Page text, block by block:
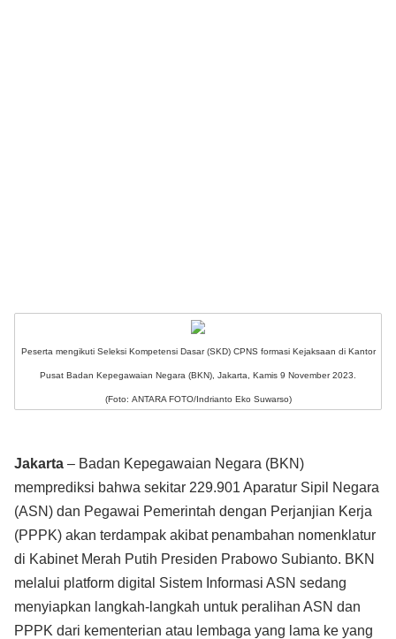
Peserta mengikuti Seleksi Kompetensi Dasar (SKD) CPNS formasi Kejaksaan di Kantor
Pusat Badan Kepegawaian Negara (BKN), Jakarta, Kamis 9 November 2023.
(Foto: ANTARA FOTO/Indrianto Eko Suwarso)
Jakarta – Badan Kepegawaian Negara (BKN)
memprediksi bahwa sekitar 229.901 Aparatur Sipil Negara
(ASN) dan Pegawai Pemerintah dengan Perjanjian Kerja
(PPPK) akan terdampak akibat penambahan nomenklatur
di Kabinet Merah Putih Presiden Prabowo Subianto. BKN
melalui platform digital Sistem Informasi ASN sedang
menyiapkan langkah-langkah untuk peralihan ASN dan
PPPK dari kementerian atau lembaga yang lama ke yang